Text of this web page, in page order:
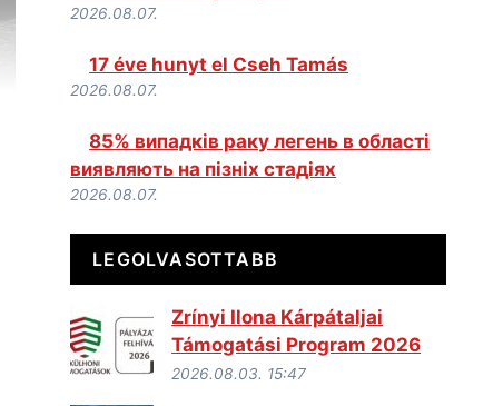
2026.08.07.
17 éve hunyt el Cseh Tamás
2026.08.07.
85% випадків раку легень в області
виявляють на пізніх стадіях
2026.08.07.
LEGOLVASOTTABB
Zrínyi Ilona Kárpátaljai
Támogatási Program 2026
2026.08.03. 15:47